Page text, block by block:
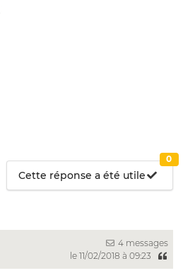
Cette réponse a été utile
0
4 messages
le 11/02/2018 à 09:23